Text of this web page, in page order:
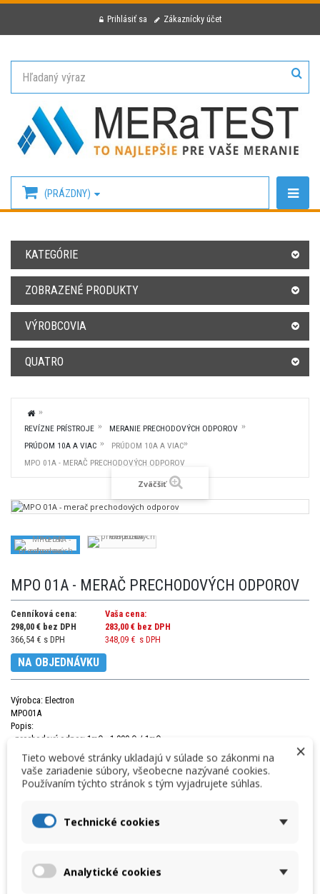
Prihlásiť sa Zákaznícky účet
(PRÁZDNY)
KATEGÓRIE
ZOBRAZENÉ PRODUKTY
VÝROBCOVIA
QUATRO
REVÍZNE PRÍSTROJE
MERANIE PRECHODOVÝCH ODPOROV
PRÚDOM 10A A VIAC
PRÚDOM 10A A VIAC
MPO 01A - MERAČ PRECHODOVÝCH ODPOROV
Zväčšiť
MPO 01A - MERAČ PRECHODOVÝCH ODPOROV
Cenníková cena:
298,00 € bez DPH
366,54 € s DPH
Vaša cena:
283,00 € bez DPH
348,09 € s DPH
NA OBJEDNÁVKU
Výrobca: Electron
MPO01A
Popis:
- prechodový odpor: 1mΩ - 1,999 Ω / 1mΩ
- testovací prúd: min. 25A
- meranie prúdu: 0 .. 51A / 1A
- O-LED displej.
×
Tieto webové stránky ukladajú v súlade so zákonmi na
vaše zariadenie súbory, všeobecne nazývané cookies.
Používaním týchto stránok s tým vyjadrujete súhlas.
Technické cookies
Analytické cookies